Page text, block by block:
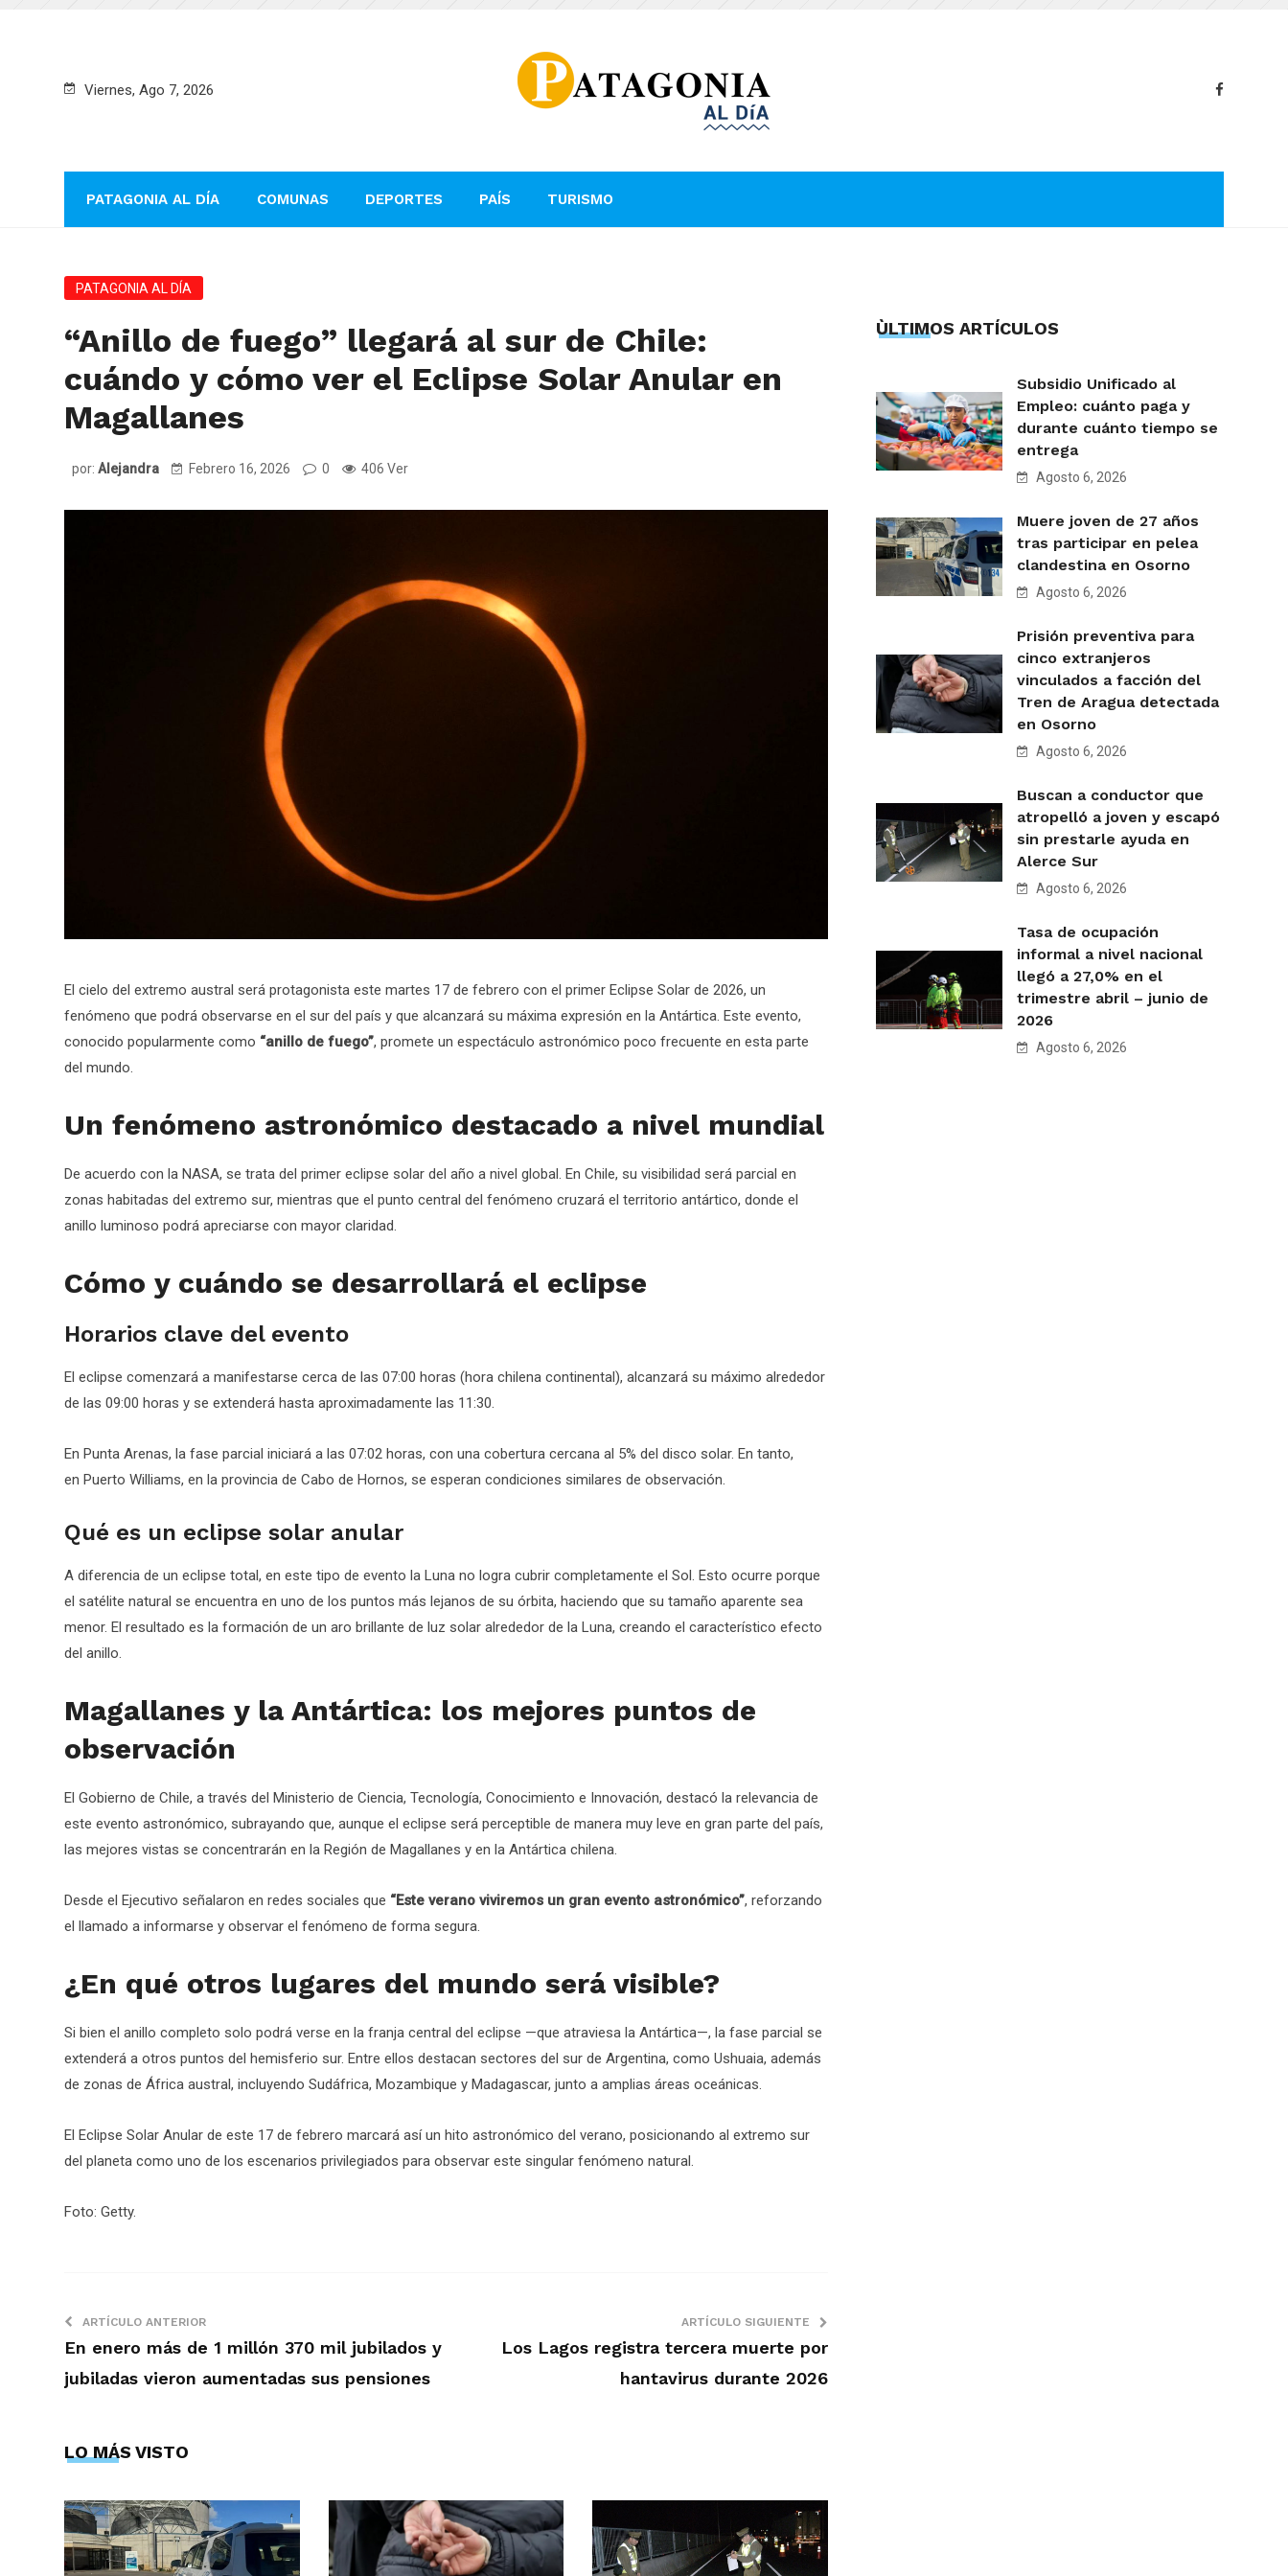
Viernes, Ago 7, 2026
PATAGONIA AL DÍA COMUNAS DEPORTES PAÍS TURISMO
PATAGONIA AL DÍA
“Anillo de fuego” llegará al sur de Chile:
cuándo y cómo ver el Eclipse Solar Anular en
Magallanes
por: Alejandra Febrero 16, 2026 0 406 Ver
El cielo del extremo austral será protagonista este martes 17 de febrero con el primer Eclipse Solar de 2026, un
fenómeno que podrá observarse en el sur del país y que alcanzará su máxima expresión en la Antártica. Este evento,
conocido popularmente como “anillo de fuego”, promete un espectáculo astronómico poco frecuente en esta parte
del mundo.
Un fenómeno astronómico destacado a nivel mundial
De acuerdo con la NASA, se trata del primer eclipse solar del año a nivel global. En Chile, su visibilidad será parcial en
zonas habitadas del extremo sur, mientras que el punto central del fenómeno cruzará el territorio antártico, donde el
anillo luminoso podrá apreciarse con mayor claridad.
Cómo y cuándo se desarrollará el eclipse
Horarios clave del evento
El eclipse comenzará a manifestarse cerca de las 07:00 horas (hora chilena continental), alcanzará su máximo alrededor
de las 09:00 horas y se extenderá hasta aproximadamente las 11:30.
En Punta Arenas, la fase parcial iniciará a las 07:02 horas, con una cobertura cercana al 5% del disco solar. En tanto,
en Puerto Williams, en la provincia de Cabo de Hornos, se esperan condiciones similares de observación.
Qué es un eclipse solar anular
A diferencia de un eclipse total, en este tipo de evento la Luna no logra cubrir completamente el Sol. Esto ocurre porque
el satélite natural se encuentra en uno de los puntos más lejanos de su órbita, haciendo que su tamaño aparente sea
menor. El resultado es la formación de un aro brillante de luz solar alrededor de la Luna, creando el característico efecto
del anillo.
Magallanes y la Antártica: los mejores puntos de
observación
El Gobierno de Chile, a través del Ministerio de Ciencia, Tecnología, Conocimiento e Innovación, destacó la relevancia de
este evento astronómico, subrayando que, aunque el eclipse será perceptible de manera muy leve en gran parte del país,
las mejores vistas se concentrarán en la Región de Magallanes y en la Antártica chilena.
Desde el Ejecutivo señalaron en redes sociales que “Este verano viviremos un gran evento astronómico”, reforzando
el llamado a informarse y observar el fenómeno de forma segura.
¿En qué otros lugares del mundo será visible?
Si bien el anillo completo solo podrá verse en la franja central del eclipse —que atraviesa la Antártica—, la fase parcial se
extenderá a otros puntos del hemisferio sur. Entre ellos destacan sectores del sur de Argentina, como Ushuaia, además
de zonas de África austral, incluyendo Sudáfrica, Mozambique y Madagascar, junto a amplias áreas oceánicas.
El Eclipse Solar Anular de este 17 de febrero marcará así un hito astronómico del verano, posicionando al extremo sur
del planeta como uno de los escenarios privilegiados para observar este singular fenómeno natural.
Foto: Getty.
ARTÍCULO ANTERIOR
En enero más de 1 millón 370 mil jubilados y
jubiladas vieron aumentadas sus pensiones
ARTÍCULO SIGUIENTE
Los Lagos registra tercera muerte por
hantavirus durante 2026
LO MÁS VISTO
ÙLTIMOS ARTÍCULOS
Subsidio Unificado al
Empleo: cuánto paga y
durante cuánto tiempo se
entrega
Agosto 6, 2026
Muere joven de 27 años
tras participar en pelea
clandestina en Osorno
Agosto 6, 2026
Prisión preventiva para
cinco extranjeros
vinculados a facción del
Tren de Aragua detectada
en Osorno
Agosto 6, 2026
Buscan a conductor que
atropelló a joven y escapó
sin prestarle ayuda en
Alerce Sur
Agosto 6, 2026
Tasa de ocupación
informal a nivel nacional
llegó a 27,0% en el
trimestre abril – junio de
2026
Agosto 6, 2026